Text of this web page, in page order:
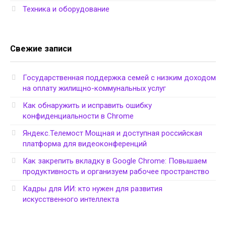
Техника и оборудование
Свежие записи
Государственная поддержка семей с низким доходом
на оплату жилищно-коммунальных услуг
Как обнаружить и исправить ошибку
конфиденциальности в Chrome
Яндекс.Телемост Мощная и доступная российская
платформа для видеоконференций
Как закрепить вкладку в Google Chrome: Повышаем
продуктивность и организуем рабочее пространство
Кадры для ИИ: кто нужен для развития
искусственного интеллекта